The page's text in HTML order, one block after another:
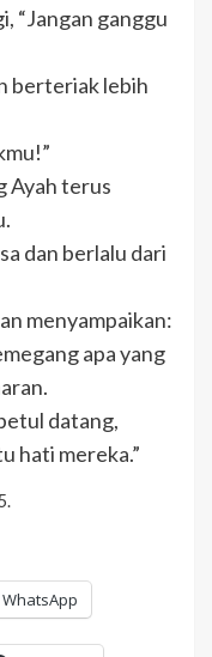
“Jangan ganggu
berteriak lebih
Ayah terus
dan berlalu dari
menyampaikan:
apa yang
datang,
hati mereka.”
WhatsApp